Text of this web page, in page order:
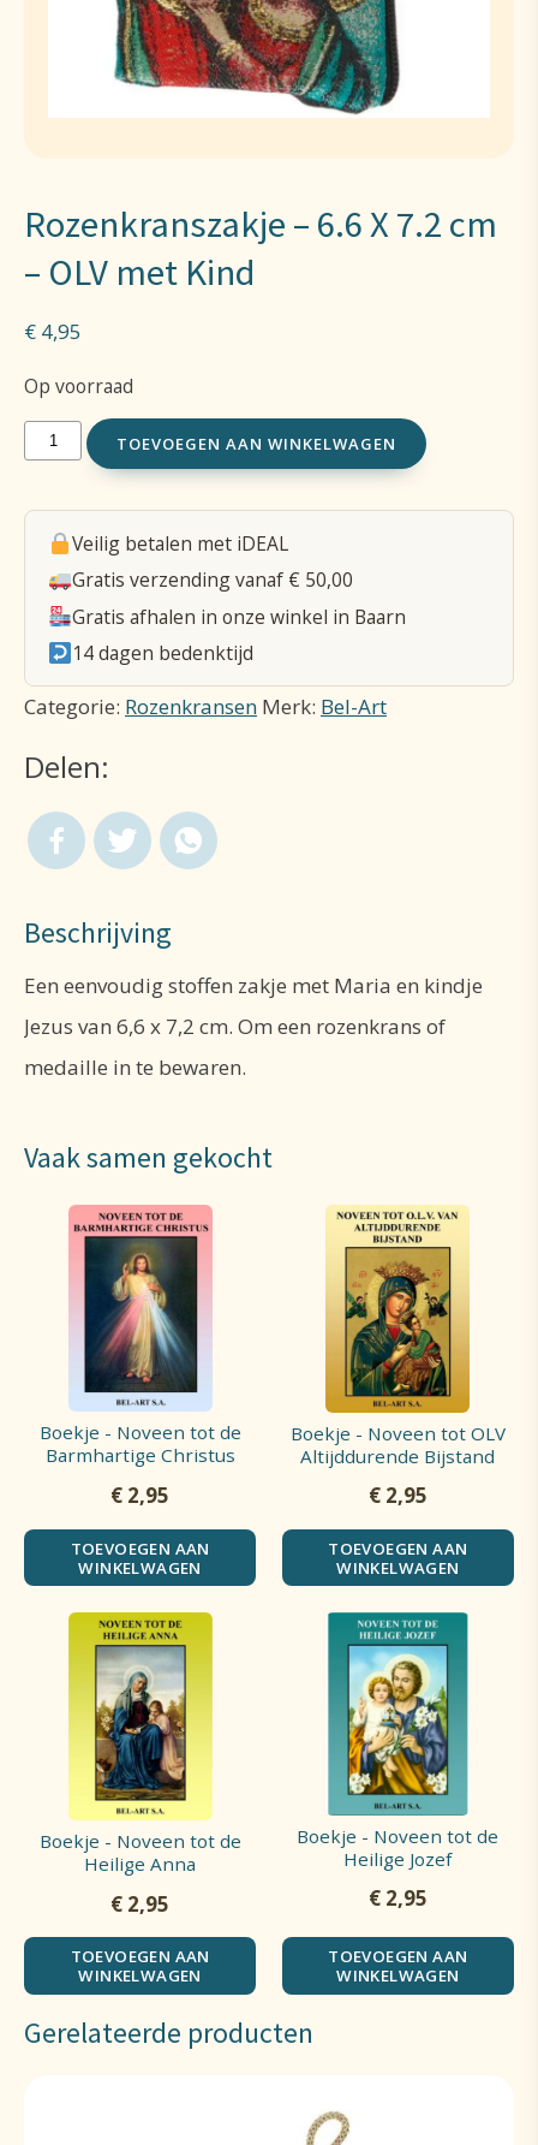
Rozenkranszakje – 6.6 X 7.2 cm
– OLV met Kind
€ 4,95
Op voorraad
Rozenkranszakje
6.6
7.2
cm
-
OLV
met
Kind
aantal
TOEVOEGEN AAN WINKELWAGEN
Veilig betalen met iDEAL
Gratis verzending vanaf € 50,00
Gratis afhalen in onze winkel in Baarn
14 dagen bedenktijd
Categorie: Rozenkransen Merk: Bel-Art
Delen:
Beschrijving
Een eenvoudig stoffen zakje met Maria en kindje
Jezus van 6,6 x 7,2 cm. Om een rozenkrans of
medaille in te bewaren.
Vaak samen gekocht
Boekje - Noveen tot de
Barmhartige Christus
€ 2,95
TOEVOEGEN AAN
WINKELWAGEN
Boekje - Noveen tot OLV
Altijddurende Bijstand
€2,95
TOEVOEGEN AAN
WINKELWAGEN
Boekje - Noveen tot de
Heilige Anna
€ 2,95
TOEVOEGEN AAN
WINKELWAGEN
Boekje - Noveen tot de
Heilige Jozef
€2,95
TOEVOEGEN AAN
WINKELWAGEN
Gerelateerde producten